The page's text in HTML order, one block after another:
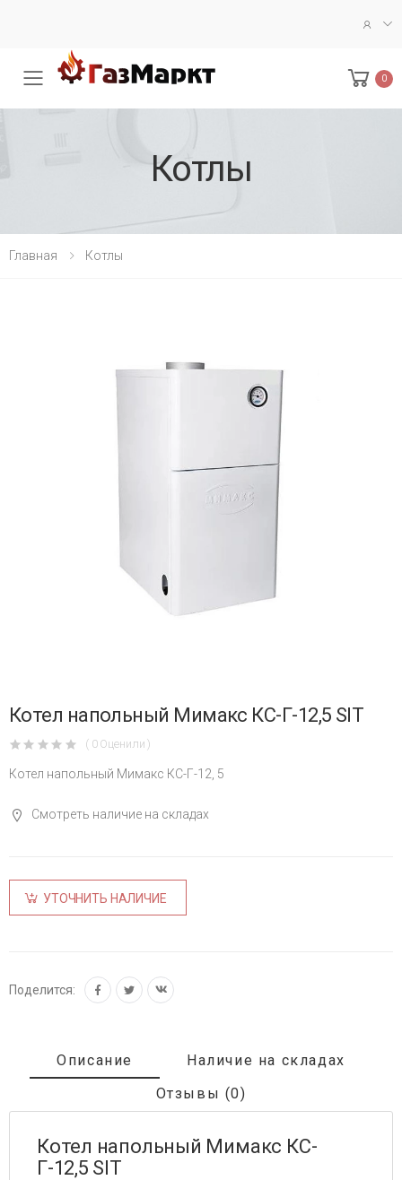
Меню 0
Котлы
Главная Котлы
Котел напольный Мимакс КС-Г-12,5 SIT
( 0 Оценили )
Котел напольный Мимакс КС-Г-12, 5
Смотреть наличие на складах
УТОЧНИТЬ НАЛИЧИЕ
Поделится:
Описание
Наличие на складах
Отзывы (0)
Котел напольный Мимакс КС-
Г-12,5 SIT